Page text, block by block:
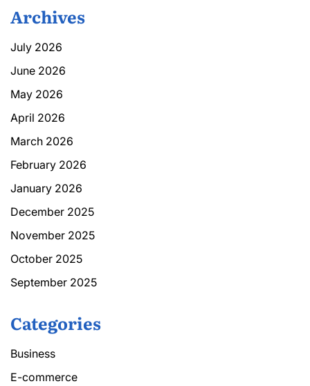
Archives
July 2026
June 2026
May 2026
April 2026
March 2026
February 2026
January 2026
December 2025
November 2025
October 2025
September 2025
Categories
Business
E-commerce